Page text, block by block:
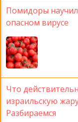
Помидоры
опасном вирусе
Что
израильскую
Разбираемся